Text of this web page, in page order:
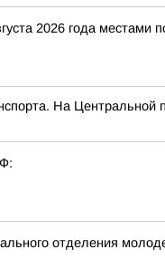
2026 года местами
На
отделения